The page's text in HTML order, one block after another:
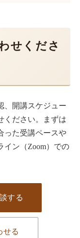
せくださ
、開講スケジュー
ください。まずは
った受講ペースや
イン（Zoom）での
する
せる